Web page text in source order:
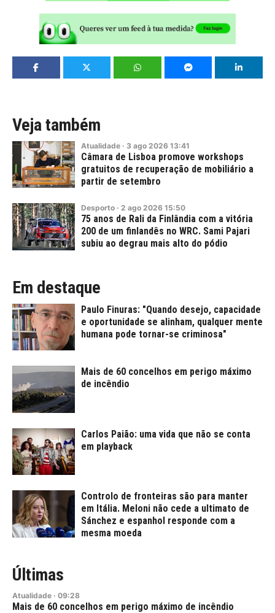
Veja também
Atualidade · 3 ago 2026 13:41
Câmara de Lisboa promove workshops
gratuitos de recuperação de mobiliário a
partir de setembro
Desporto · 2 ago 2026 15:50
75 anos de Rali da Finlândia com a vitória
200 de um finlandês no WRC. Sami Pajari
subiu ao degrau mais alto do pódio
Em destaque
Paulo Finuras: "Quando desejo, capacidade
e oportunidade se alinham, qualquer mente
humana pode tornar-se criminosa"
Mais de 60 concelhos em perigo máximo
de incêndio
Carlos Paião: uma vida que não se conta
em playback
Controlo de fronteiras são para manter
em Itália. Meloni não cede a ultimato de
Sánchez e espanhol responde com a
mesma moeda
Últimas
Atualidade · 09:28
Mais de 60 concelhos em perigo máximo de incêndio